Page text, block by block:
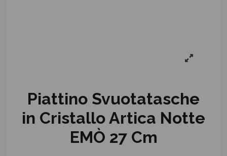
Piattino Svuotatasche
in Cristallo Artica Notte
EMÒ 27 Cm